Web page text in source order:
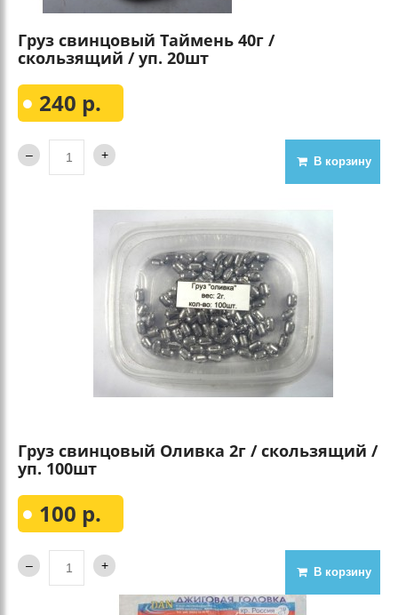
Груз свинцовый Таймень 40г /
скользящий / уп. 20шт
240 р.
В корзину
Груз свинцовый Оливка 2г / скользящий /
уп. 100шт
100 р.
В корзину